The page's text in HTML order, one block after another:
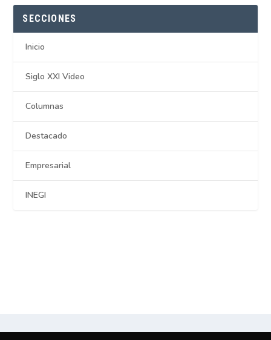
SECCIONES
Inicio
Siglo XXI Video
Columnas
Destacado
Empresarial
INEGI